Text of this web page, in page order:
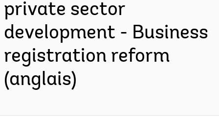
private sector
development - Business
registration reform
(anglais)